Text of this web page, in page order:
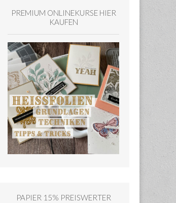
PREMIUM ONLINEKURSE HIER
KAUFEN
PAPIER 15% PREISWERTER